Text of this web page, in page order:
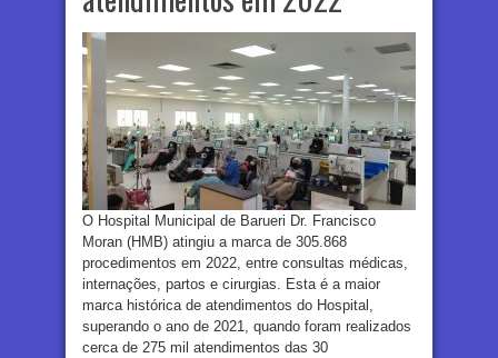
O Hospital Municipal de Barueri Dr. Francisco
Moran (HMB) atingiu a marca de 305.868
procedimentos em 2022, entre consultas médicas,
internações, partos e cirurgias. Esta é a maior
marca histórica de atendimentos do Hospital,
superando o ano de 2021, quando foram realizados
cerca de 275 mil atendimentos das 30